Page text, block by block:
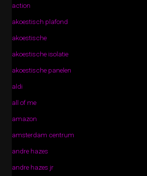
action
akoestisch plafond
akoestische
akoestische isolatie
akoestische panelen
aldi
all of me
amazon
amsterdam centrum
andre hazes
andre hazes jr